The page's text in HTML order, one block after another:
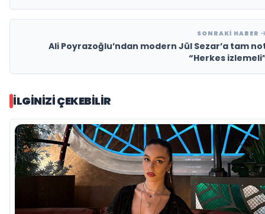
SONRAKI HABER
Ali Poyrazoğlu’ndan modern Jül Sezar’a tam
“Herkes
İLGINIZI ÇEKEBILIR